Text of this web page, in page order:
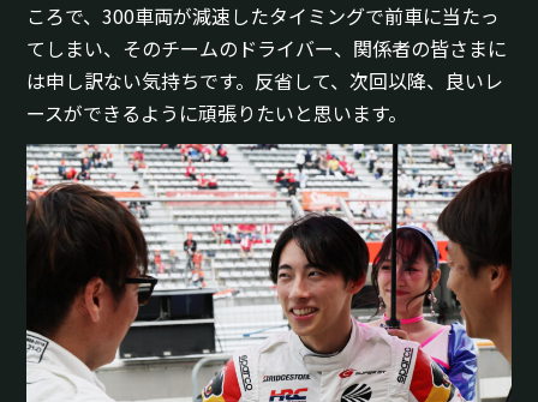
ころで、300車両が減速したタイミングで前車に当たっ
てしまい、そのチームのドライバー、関係者の皆さまに
は申し訳ない気持ちです。反省して、次回以降、良いレ
ースができるように頑張りたいと思います。